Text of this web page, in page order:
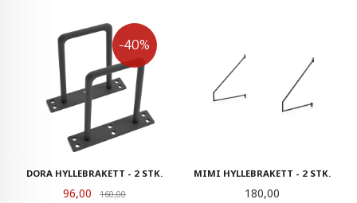
DORA HYLLEBRAKETT - 2 STK.
Tilbud
96,00 160,00Rabatt
-40%
MIMI HYLLEBRAKETT - 2 STK.
Pris
180,00